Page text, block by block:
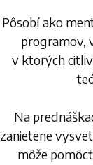
Pôsobí ako
programov,
v ktorých
Na
zanietene
môže